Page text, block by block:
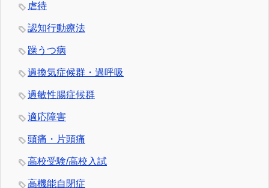
虐待
認知行動療法
躁うつ病
過換気症候群・過呼吸
過敏性腸症候群
適応障害
頭痛・片頭痛
高校受験/高校入試
高機能自閉症